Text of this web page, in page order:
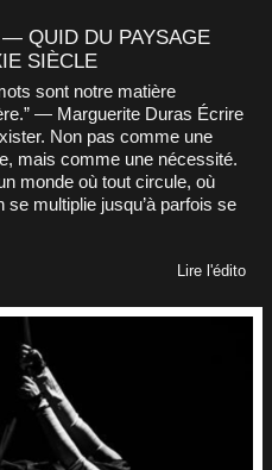
QUID DU PAYSAGE
SIÈCLE
sont notre matière
— Marguerite Duras Écrire
Non pas comme une
mais comme une nécessité.
monde où tout circule, où
se multiplie jusqu’à parfois se
Lire l'édito